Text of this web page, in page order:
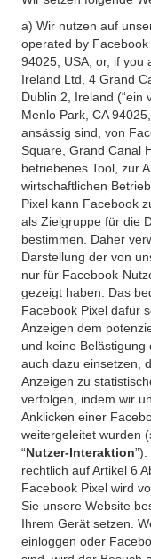
a) Wir nutzen auf
operated by
94025, USA, or, if you
Ireland Ltd, 4 Grand
Dublin 2, Ireland (“ein
Menlo Park, CA
ansässig sind, von
Square, Grand Canal
betriebenes Tool, zur
wirtschaftlichen
Pixel kann Facebook
als Zielgruppe für die
bestimmen. Daher
Darstellung der von
nur für Facebook-
gezeigt haben. Das
Facebook Pixel dafür
Anzeigen dem
und keine
auch dazu einsetzen,
Anzeigen zu
verfolgen, indem wir
Anklicken einer
weitergeleitet wurden
“Nutzer-Interaktion
rechtlich auf Artikel 6
Facebook Pixel wird
Sie unsere Website
Ihrem Gerät setzen.
einloggen oder